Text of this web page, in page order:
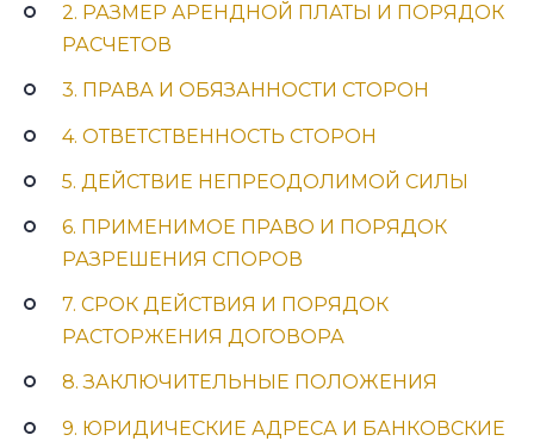
2. РАЗМЕР АРЕНДНОЙ ПЛАТЫ И ПОРЯДОК
РАСЧЕТОВ
3. ПРАВА И ОБЯЗАННОСТИ СТОРОН
4. ОТВЕТСТВЕННОСТЬ СТОРОН
5. ДЕЙСТВИЕ НЕПРЕОДОЛИМОЙ СИЛЫ
6. ПРИМЕНИМОЕ ПРАВО И ПОРЯДОК
РАЗРЕШЕНИЯ СПОРОВ
7. СРОК ДЕЙСТВИЯ И ПОРЯДОК
РАСТОРЖЕНИЯ ДОГОВОРА
8. ЗАКЛЮЧИТЕЛЬНЫЕ ПОЛОЖЕНИЯ
9. ЮРИДИЧЕСКИЕ АДРЕСА И БАНКОВСКИЕ